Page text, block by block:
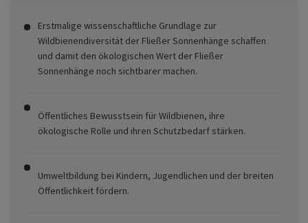
Erstmalige wissenschaftliche Grundlage zur
Wildbienendiversität der Fließer Sonnenhänge schaffen
und damit den ökologischen Wert der Fließer
Sonnenhänge noch sichtbarer machen.
Öffentliches Bewusstsein für Wildbienen, ihre
ökologische Rolle und ihren Schutzbedarf stärken.
Umweltbildung bei Kindern, Jugendlichen und der breiten
Öffentlichkeit fördern.